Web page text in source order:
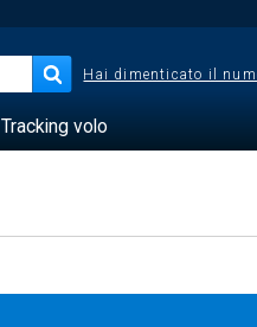
Hai dimenticato il
Tracking volo